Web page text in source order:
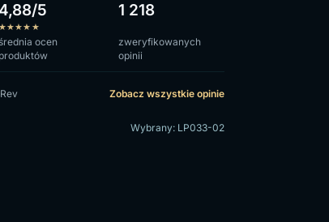
4,88/5
★★★★ ★
średnia ocen
produktów
1 218
zweryfikowanych
opinii
Zobacz wszystkie opinie
Wybrany: LP033-02